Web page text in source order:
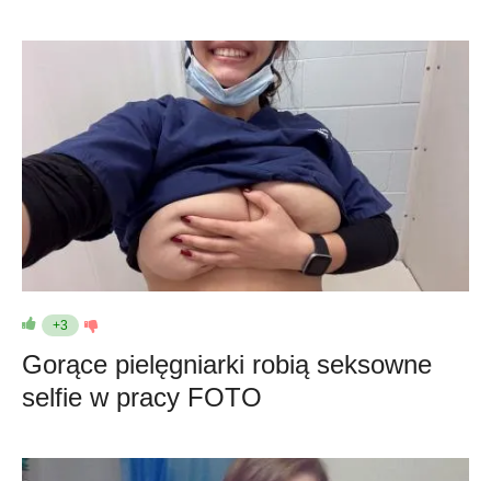
+3
Gorące pielęgniarki robią seksowne
selfie w pracy FOTO